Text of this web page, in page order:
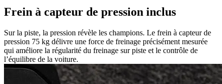
Frein à capteur de pression inclus
Sur la piste, la pression révèle les champions. Le frein à capteur de
pression 75 kg délivre une force de freinage précisément mesurée
qui améliore la régularité du freinage sur piste et le contrôle de
l’équilibre de la voiture.